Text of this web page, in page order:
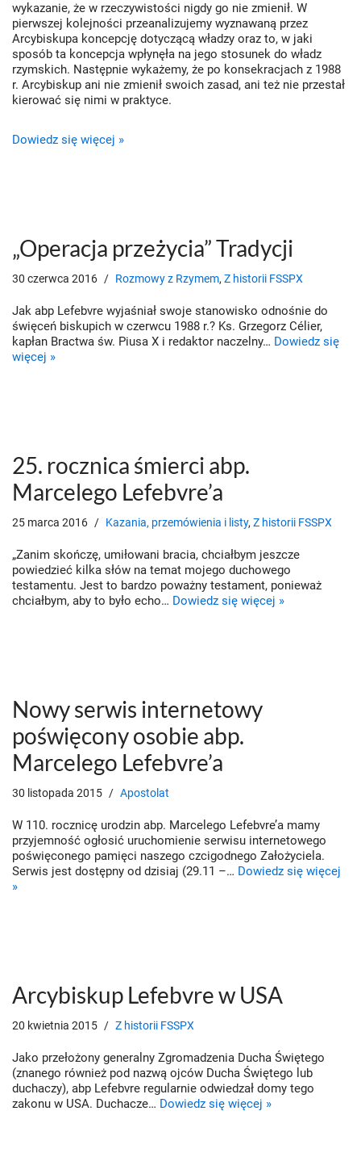
wykazanie, że w rzeczywistości nigdy go nie zmienił. W
pierwszej kolejności przeanalizujemy wyznawaną przez
Arcybiskupa koncepcję dotyczącą władzy oraz to, w jaki
sposób ta koncepcja wpłynęła na jego stosunek do władz
rzymskich. Następnie wykażemy, że po konsekracjach z 1988
r. Arcybiskup ani nie zmienił swoich zasad, ani też nie przestał
kierować się nimi w praktyce.
Dowiedz się więcej »
„Operacja przeżycia” Tradycji
30 czerwca 2016 Rozmowy z Rzymem, Z historii FSSPX
Jak abp Lefebvre wyjaśniał swoje stanowisko odnośnie do
święceń biskupich w czerwcu 1988 r.? Ks. Grzegorz Célier,
kapłan Bractwa św. Piusa X i redaktor naczelny… Dowiedz się
więcej »
25. rocznica śmierci abp.
Marcelego Lefebvre’a
25 marca 2016 Kazania, przemówienia i listy, Z historii FSSPX
„Zanim skończę, umiłowani bracia, chciałbym jeszcze
powiedzieć kilka słów na temat mojego duchowego
testamentu. Jest to bardzo poważny testament, ponieważ
chciałbym, aby to było echo… Dowiedz się więcej »
Nowy serwis internetowy
poświęcony osobie abp.
Marcelego Lefebvre’a
30 listopada 2015 Apostolat
W 110. rocznicę urodzin abp. Marcelego Lefebvre’a mamy
przyjemność ogłosić uruchomienie serwisu internetowego
poświęconego pamięci naszego czcigodnego Założyciela.
Serwis jest dostępny od dzisiaj (29.11 –… Dowiedz się więcej
»
Arcybiskup Lefebvre w USA
20 kwietnia 2015 Z historii FSSPX
Jako przełożony generalny Zgromadzenia Ducha Świętego
(znanego również pod nazwą ojców Ducha Świętego lub
duchaczy), abp Lefebvre regularnie odwiedzał domy tego
zakonu w USA. Duchacze… Dowiedz się więcej »